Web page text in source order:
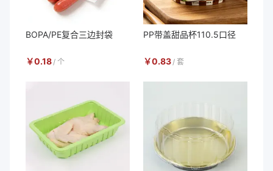
BOPA/PE复合三边封袋
￥0.18 / 个
PP带盖甜品杯110.5口径
￥0.83 / 套